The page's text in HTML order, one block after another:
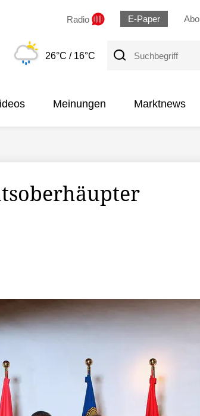
Radio E-Paper Abo
26°C / 16°C
Suchbegriff
Meinungen Marktnews